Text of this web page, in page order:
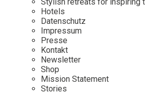
Hotels
Datenschutz
Impressum
Presse
Kontakt
Newsletter
Shop
Mission Statement
Stories